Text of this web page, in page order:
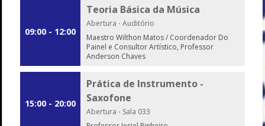
09:00 - 12:00
Teoria Básica da Música
Abertura · Auditório
Maestro Wilthon Matos / Coordenador Do
Painel e Consultor Artístico, Professor
Anderson Chaves
15:00 - 20:00
Prática de Instrumento -
Saxofone
Abertura · Sala 033